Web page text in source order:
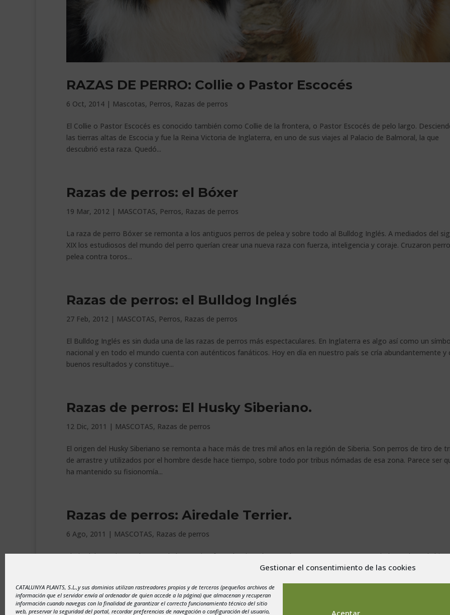
Gestionar el consentimiento de las cookies
CATALUNYA PLANTS, S.L.,y sus dominios utilizan rastreadores propios y de terceros (pequeños archivos de
información que el servidor envía al ordenador de quien accede a la página) que almacenan y recuperan
información cuando navegas con la finalidad de garantizar el correcto funcionamiento técnico del sitio
web, preservar la seguridad del portal, recordar preferencias de navegación o configuración del usuario,
Aceptar
RAZAS DE PERRO: Collie o Pastor Escocés
6 Oct, 2014 | Mascotas, Perros, Razas de perros
El Collie o Pastor Escocés es conocido también como Collie de la frontera, o Pastor Escocés de pelo largo.
las tierras altas de Escocia y fue la Reina Victoria de Inglaterra, en uno de sus viajes al Palacio de Balmoral, la que
descubrió esta raza. Quedó...
Razas de perros: el Bóxer
19 Mar, 2012 | MASCOTAS, Perros, Razas de perros
La raza de perro Bóxer se remonta a los antiguos perros de pelea y sobre todo al Bulldog Inglés. A mediados del
XIX los estudiosos del mundo del perro querían crear una nueva raza con fuerza, inteligencia y coraje. Cruzaron
pelea contra toros...
Razas de perros: el Bulldog Inglés
27 Feb, 2012 | MASCOTAS, Perros, Razas de perros
El Bulldog Inglés es sin duda una de las razas de perros más espectaculares. En Inglaterra es algo así como un
nacional y en todo el mundo cuenta con auténticos fanáticos. Hoy en día en nuestro país se cría abundantemente y
buenos resultados y constituye...
Razas de perros: El Husky Siberiano.
12 Dic, 2011 | MASCOTAS, Razas de perros
El origen del Husky Siberiano se remonta a hace más de tres mil años en la región de Siberia. Son perros de tiro de
de arrastre y utilizados por el hombre desde hace tiempo, sobre todo por tribus nómadas de esa zona. Parece ser
ha mantenido su fisionomía...
Razas de perros: Airedale Terrier.
6 Ago, 2011 | MASCOTAS, Razas de perros
El Airedale Terrier es el mayor de los Terrier, fue seleccionado entre los años 1850 y 1880 por criadores de
el valle de Aire (Inglaterra) cruzando perros de nutria, Otterhound y otros perros Terriers negro y fuego que ya